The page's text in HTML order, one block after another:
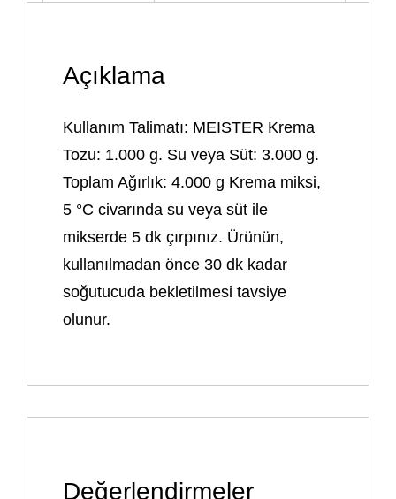
Açıklama
Kullanım Talimatı: MEISTER Krema
Tozu: 1.000 g. Su veya Süt: 3.000 g.
Toplam Ağırlık: 4.000 g Krema miksi,
5 °C civarında su veya süt ile
mikserde 5 dk çırpınız. Ürünün,
kullanılmadan önce 30 dk kadar
soğutucuda bekletilmesi tavsiye
olunur.
Değerlendirmeler